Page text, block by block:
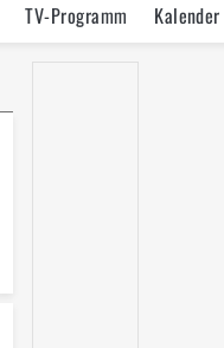
TV-Programm
Kalender